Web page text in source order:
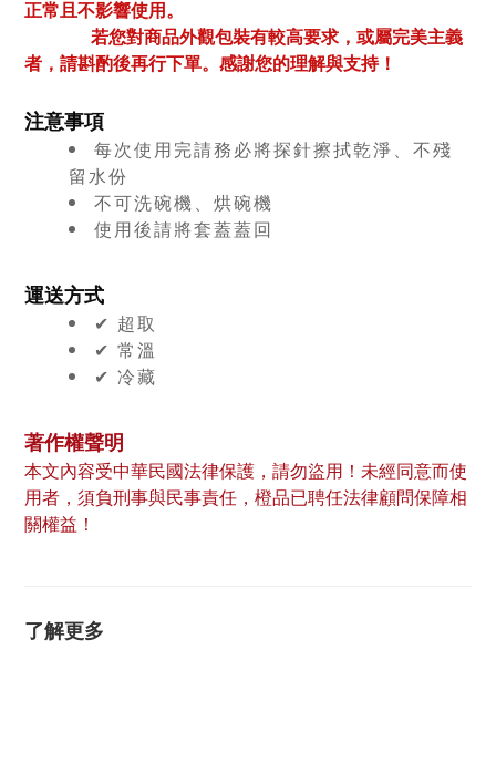
正常且不影響使用。
若您對商品外觀包裝有較高要求，或屬完美主義
者，請斟酌後再行下單。感謝您的理解與支持！
注意事項
每次使用完請務必將探針擦拭乾淨、不殘
留水份
不可洗碗機、烘碗機
使用後請將套蓋蓋回
運送方式
✔︎ 超取
✔︎ 常溫
✔︎ 冷藏
著作權聲明
本文內容受中華民國法律保護，請勿盜用！未經同意而使
用者，須負刑事與民事責任，橙品已聘任法律顧問保障相
關權益！
了解更多